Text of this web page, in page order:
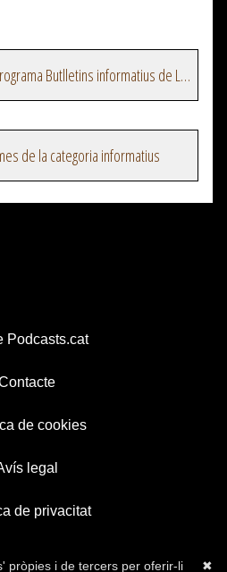
Veure més episodis del programa Butlletins informatius de La Xarxa
de la categoria informatius
Podcasts.cat
de cookies
legal
de privacitat
✖
pròpies i de tercers per oferir-li